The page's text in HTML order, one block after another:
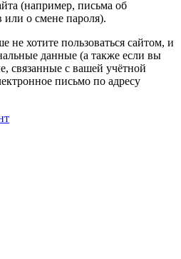
(например, письма об
или о смене пароля).
хотите пользоваться сайтом, и
данные (а также если вы
связанные с вашей учётной
письмо по адресу